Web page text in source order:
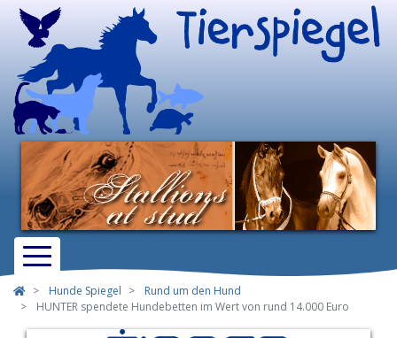
Hunde Spiegel
Rund um den Hund
HUNTER spendete Hundebetten im Wert von rund 14.000 Euro